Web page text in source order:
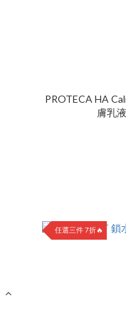
PROTECA HA
膚乳
任選三件 7折🔥